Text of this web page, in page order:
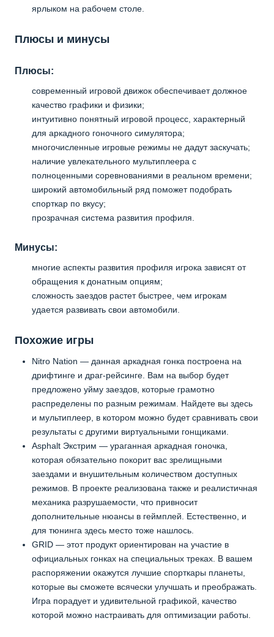
ярлыком на рабочем столе.
Плюсы и минусы
Плюсы:
современный игровой движок обеспечивает должное
качество графики и физики;
интуитивно понятный игровой процесс, характерный
для аркадного гоночного симулятора;
многочисленные игровые режимы не дадут заскучать;
наличие увлекательного мультиплеера с
полноценными соревнованиями в реальном времени;
широкий автомобильный ряд поможет подобрать
спорткар по вкусу;
прозрачная система развития профиля.
Минусы:
многие аспекты развития профиля игрока зависят от
обращения к донатным опциям;
сложность заездов растет быстрее, чем игрокам
удается развивать свои автомобили.
Похожие игры
Nitro Nation — данная аркадная гонка построена на
дрифтинге и драг-рейсинге. Вам на выбор будет
предложено уйму заездов, которые грамотно
распределены по разным режимам. Найдете вы здесь
и мультиплеер, в котором можно будет сравнивать свои
результаты с другими виртуальными гонщиками.
Asphalt Экстрим — ураганная аркадная гоночка,
которая обязательно покорит вас зрелищными
заездами и внушительным количеством доступных
режимов. В проекте реализована также и реалистичная
механика разрушаемости, что привносит
дополнительные нюансы в геймплей. Естественно, и
для тюнинга здесь место тоже нашлось.
GRID — этот продукт ориентирован на участие в
официальных гонках на специальных треках. В вашем
распоряжении окажутся лучшие спорткары планеты,
которые вы сможете всячески улучшать и преображать.
Игра порадует и удивительной графикой, качество
которой можно настраивать для оптимизации работы.